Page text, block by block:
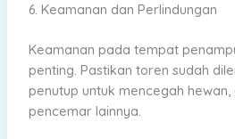
6. Keamanan dan Perlindungan
Keamanan pada tempat
penting. Pastikan toren sudah
penutup untuk mencegah hewan,
pencemar lainnya.